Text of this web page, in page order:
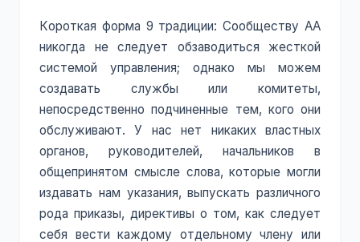
Короткая форма 9 традиции: Сообществу АА
никогда не следует обзаводиться жесткой
системой управления; однако мы можем
создавать службы или комитеты,
непосредственно подчиненные тем, кого они
обслуживают. У нас нет никаких властных
органов, руководителей, начальников в
общепринятом смысле слова, которые могли
издавать нам указания, выпускать различного
рода приказы, директивы о том, как следует
себя вести каждому отдельному члену или